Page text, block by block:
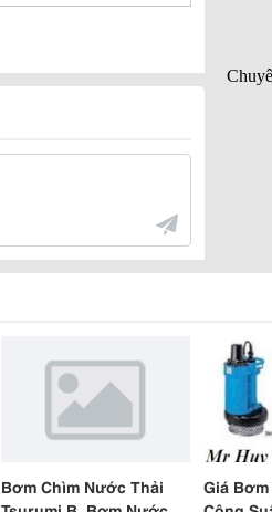
Bơm Chìm Nước Thải
Giá